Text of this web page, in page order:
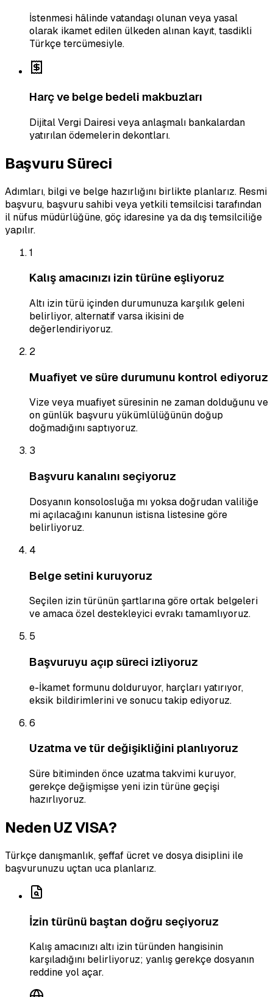
İstenmesi hâlinde vatandaşı olunan veya yasal
olarak ikamet edilen ülkeden alınan kayıt, tasdikli
Türkçe tercümesiyle.
Harç ve belge bedeli makbuzları
Dijital Vergi Dairesi veya anlaşmalı bankalardan
yatırılan ödemelerin dekontları.
Başvuru Süreci
Adımları, bilgi ve belge hazırlığını birlikte planlarız. Resmi
başvuru, başvuru sahibi veya yetkili temsilcisi tarafından
il nüfus müdürlüğüne, göç idaresine ya da dış temsilciliğe
yapılır.
1
Kalış amacınızı izin türüne eşliyoruz
Altı izin türü içinden durumunuza karşılık geleni
belirliyor, alternatif varsa ikisini de
değerlendiriyoruz.
2
Muafiyet ve süre durumunu kontrol ediyoruz
Vize veya muafiyet süresinin ne zaman dolduğunu ve
on günlük başvuru yükümlülüğünün doğup
doğmadığını saptıyoruz.
3
Başvuru kanalını seçiyoruz
Dosyanın konsolosluğa mı yoksa doğrudan valiliğe
mi açılacağını kanunun istisna listesine göre
belirliyoruz.
4
Belge setini kuruyoruz
Seçilen izin türünün şartlarına göre ortak belgeleri
ve amaca özel destekleyici evrakı tamamlıyoruz.
5
Başvuruyu açıp süreci izliyoruz
e-İkamet formunu dolduruyor, harçları yatırıyor,
eksik bildirimlerini ve sonucu takip ediyoruz.
6
Uzatma ve tür değişikliğini planlıyoruz
Süre bitiminden önce uzatma takvimi kuruyor,
gerekçe değişmişse yeni izin türüne geçişi
hazırlıyoruz.
Neden UZ VISA?
Türkçe danışmanlık, şeffaf ücret ve dosya disiplini ile
başvurunuzu uçtan uca planlarız.
İzin türünü baştan doğru seçiyoruz
Kalış amacınızı altı izin türünden hangisinin
karşıladığını belirliyoruz; yanlış gerekçe dosyanın
reddine yol açar.